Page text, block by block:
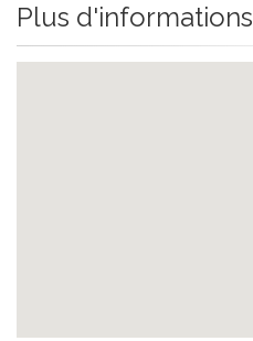
Plus d'informations